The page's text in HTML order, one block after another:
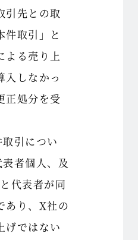
引先との取
件取引」と
よる売り上
入しなかっ
正処分を受
引につい
者個人、及
代表者が同
あり、X社の
げではない